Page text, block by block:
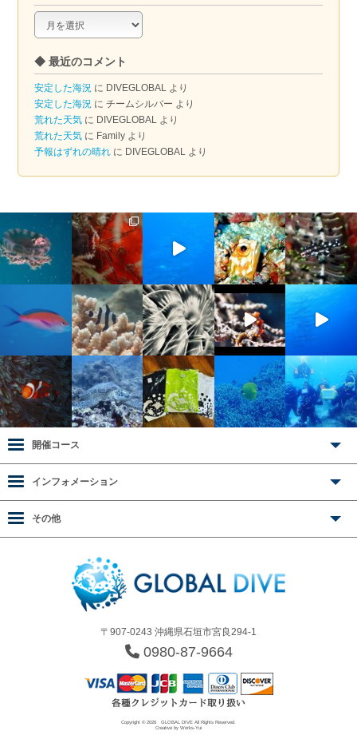
◆
ア
カ
イ
ブ
◆ 最近のコメント
安定した海況 に DIVEGLOBAL より
安定した海況 にチームシルバー より
荒れた天気 に DIVEGLOBAL より
荒れた天気 に Family より
予報はずれの晴れ に DIVEGLOBAL より
〒907-0243 沖縄県石垣市宮良294-1
0980-87-9664
開催コース
インフォメーション
その他
Copyright © 2026 GLOBAL DIVE All Rights Reserved.
Creative by Works-Yui